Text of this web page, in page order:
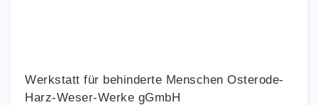
Werkstatt für behinderte Menschen Osterode-
Harz-Weser-Werke gGmbH